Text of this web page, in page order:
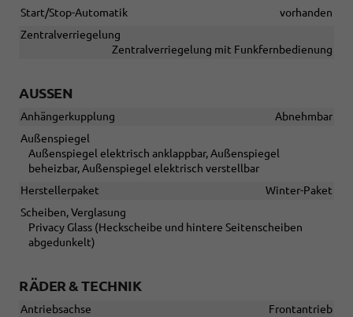
Start/Stop-Automatik
vorhanden
Zentralverriegelung
Zentralverriegelung mit Funkfernbedienung
AUSSEN
Anhängerkupplung
Abnehmbar
Außenspiegel
Außenspiegel elektrisch anklappbar, Außenspiegel
beheizbar, Außenspiegel elektrisch verstellbar
Herstellerpaket
Winter-Paket
Scheiben, Verglasung
Privacy Glass (Heckscheibe und hintere Seitenscheiben
abgedunkelt)
RÄDER & TECHNIK
Antriebsachse
Frontantrieb